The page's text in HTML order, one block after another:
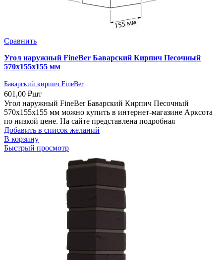
Сравнить
Угол наружный FineBer Баварский Кирпич Песочный
570х155х155 мм
Баварский кирпич FineBer
601,00 ₽шт
Угол наружный FineBer Баварский Кирпич Песочный
570х155х155 мм можно купить в интернет-магазине Арксота
по низкой цене. На сайте представлена подробная
Добавить в список желаний
В корзину
Быстрый просмотр